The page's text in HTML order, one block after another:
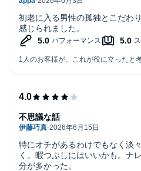
初老に入る男性の孤独とこだわ
感じられました。
特にオチがあるわけでもなく淡
く。暇つぶしにはいいかも。ナ
分が多かった。
不思議な話